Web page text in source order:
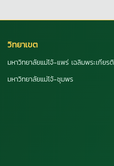
วิทยาเขต
มหาวิทยาลัยแม่โจ้-แพร่ เฉลิมพระเกียรติ
มหาวิทยาลัยแม่โจ้-ชุมพร